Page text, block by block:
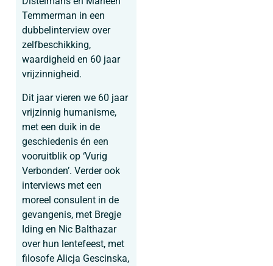
Temmerman in een
dubbelinterview over
zelfbeschikking,
waardigheid en 60 jaar
vrijzinnigheid.
Dit jaar vieren we 60 jaar
vrijzinnig humanisme,
met een duik in de
geschiedenis én een
vooruitblik op ‘Vurig
Verbonden’. Verder ook
interviews met een
moreel consulent in de
gevangenis, met Bregje
Iding en Nic Balthazar
over hun lentefeest, met
filosofe Alicja Gescinska,